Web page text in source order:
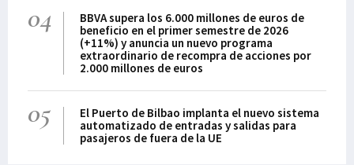
04
BBVA supera los 6.000 millones de euros de
beneficio en el primer semestre de 2026
(+11%) y anuncia un nuevo programa
extraordinario de recompra de acciones por
2.000 millones de euros
05
El Puerto de Bilbao implanta el nuevo sistema
automatizado de entradas y salidas para
pasajeros de fuera de la UE